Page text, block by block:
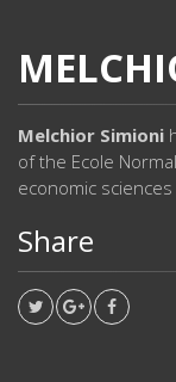
Melchior Simioni
of the Ecole
economic sciences
Share